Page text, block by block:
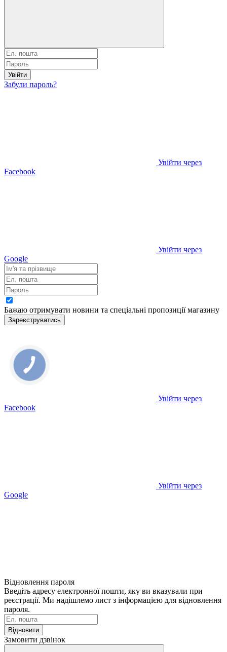
Увійти
Забули пароль?
Увійти через
Facebook
Увійти через
Google
Бажаю отримувати новини та спеціальні пропозиціїмагазину
Зареєструватись
Увійти через
Facebook
Увійти через
Google
Відновлення пароля
Введіть адресу електронної пошти, яку ви вказували при
реєстрації. Ми надішлемо лист з інформацією для відновлення
пароля.
Відновити
Замовити дзвінок